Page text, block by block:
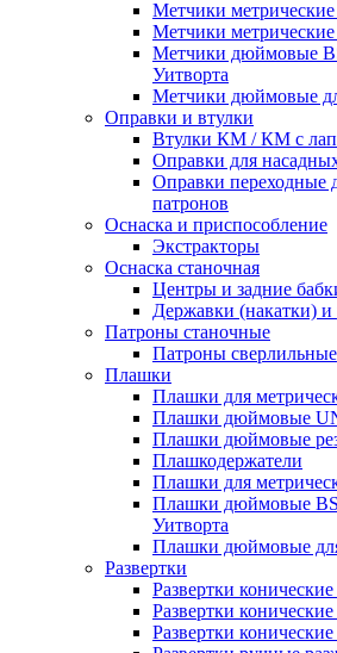
Метчики
Метчики
Метчики дюймовые
Уитворта
Метчики дюймовые
Оправки и втулки
Втулки КМ / КМ с
Оправки для
Оправки переходные
патронов
Оснаска и приспособление
Экстракторы
Оснаска станочная
Центры и задние
Державки (накатки) и
Патроны станочные
Патроны сверлильные
Плашки
Плашки для
Плашки дюймовые
Плашки дюймовые
Плашкодержатели
Плашки для
Плашки дюймовые
Уитворта
Плашки дюймовые
Развертки
Развертки
Развертки
Развертки